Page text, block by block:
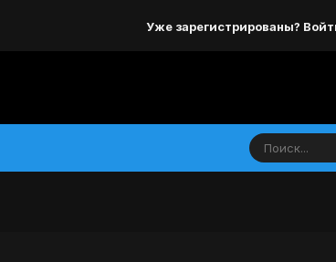
Уже зарегистрированы?